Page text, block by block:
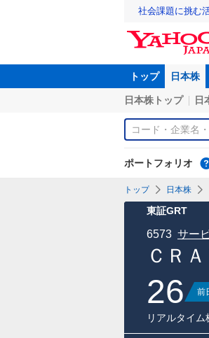
社会課題に挑む
トップ 日本株
日本株トップ 日
ポートフォリオ
トップ 日本株
東証GRT
ＣＲ
6573 サー
26 前
リアルタイム